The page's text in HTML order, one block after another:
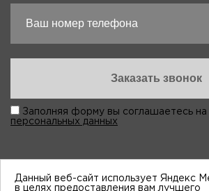
Заполняя форму вы соглашаетесь на
персональных данных
Данный веб-сайт использует Яндекс
в целях предоставления вам лучшего